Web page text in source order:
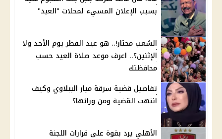
بسبب الإعلان المسيء لمحلات "العبد"
الشعب محتار!.. هو عيد الفطر يوم الأحد ولا
الإثنين؟.. اعرف موعد صلاة العيد حسب
محافظتك
تفاصيل قضية سرقة ميار الببلاوي وكيف
انتهت القضية ومن ورائها؟
الأهلي يرد بقوة على قرارات اللجنة